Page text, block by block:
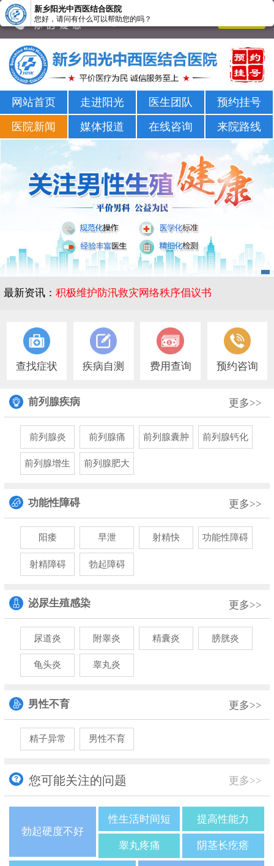
新乡男科医院-新乡市正规男科医院-新乡阳光男科医院
网站首页 走进阳光 医生团队
预约挂号
医院新闻
媒体报道 在线咨询 来院路线
最新资讯： 积极维护防汛救灾网络秩序倡议书
查找症状 疾病自测 费用查询 预约咨询
前列腺疾病 更多>>
前列腺炎 前列腺痛 前列腺囊肿 前列腺钙化
前列腺增生 前列腺肥大
功能性障碍 更多>>
阳痿 早泄 射精快 功能性障碍
射精障碍 勃起障碍
泌尿生殖感染 更多>>
尿道炎 附睾炎 精囊炎 膀胱炎
龟头炎 睾丸炎
男性不育 更多>>
精子异常 男性不育
您可能关注的问题 更多>>
勃起硬度不好
性生活时间短 提高性能力
睾丸疼痛 阴茎长疙瘩
新乡阳光中西医结合医院
您好，请问有什么可以帮助您的吗？